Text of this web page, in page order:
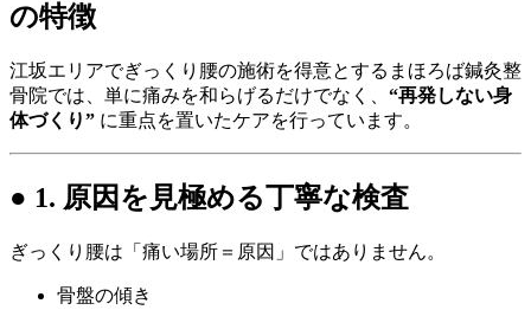
の特徴
江坂エリアでぎっくり腰の施術を得意とするまほろば鍼灸整
骨院では、単に痛みを和らげるだけでなく、 “再発しない身
体づくり” に重点を置いたケアを行っています。
● 1. 原因を見極める丁寧な検査
ぎっくり腰は「痛い場所＝原因」ではありません。
骨盤の傾き